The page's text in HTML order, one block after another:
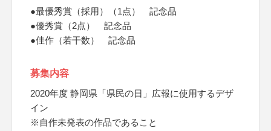
●最優秀賞（採用）（1点） 記念品
●優秀賞（2点） 記念品
●佳作（若干数） 記念品
募集内容
2020年度 静岡県「県民の日」広報に使用するデザ
イン
※自作未発表の作品であること